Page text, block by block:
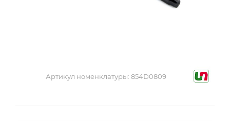
Артикул номенклатуры: 854D0809